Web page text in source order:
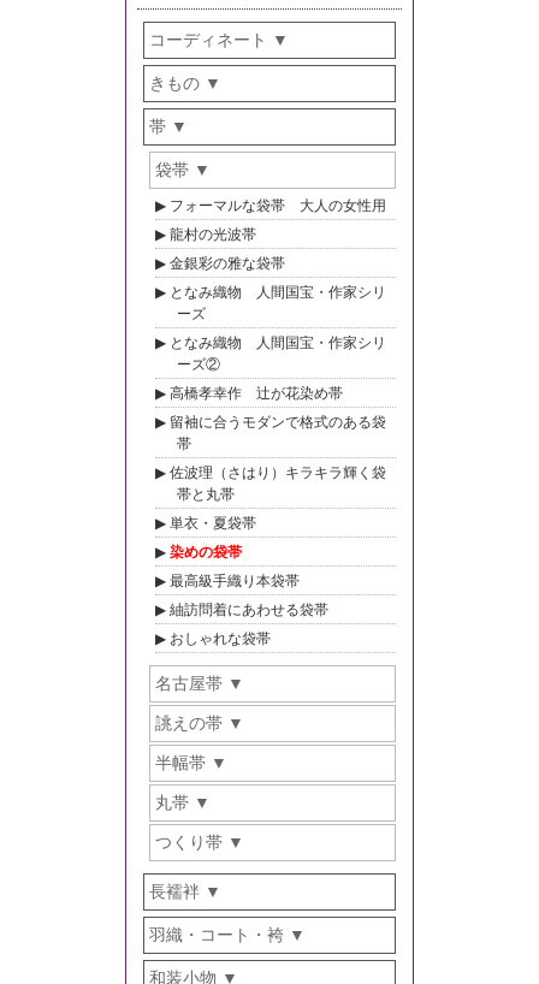
コーディネート
きもの
帯
袋帯
フォーマルな袋帯 大人の女性用
龍村の光波帯
金銀彩の雅な袋帯
となみ織物 人間国宝・作家シリ
ーズ
となみ織物 人間国宝・作家シリ
ーズ②
高橋孝幸作 辻が花染め帯
留袖に合うモダンで格式のある袋
帯
佐波理（さはり）キラキラ輝く袋
帯と丸帯
単衣・夏袋帯
染めの袋帯
最高級手織り本袋帯
紬訪問着にあわせる袋帯
おしゃれな袋帯
名古屋帯
誂えの帯
半幅帯
丸帯
つくり帯
長襦袢
羽織・コート・袴
和装小物